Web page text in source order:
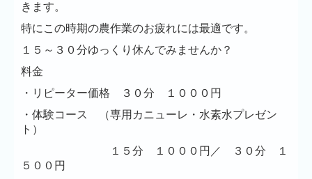
きます。
特にこの時期の農作業のお疲れには最適です。
１５～３０分ゆっくり休んでみませんか？
料金
・リピーター価格 ３０分 １０００円
・体験コース （専用カニューレ・水素水プレゼン
ト）
１５分 １０００円／ ３０分 １
５００円